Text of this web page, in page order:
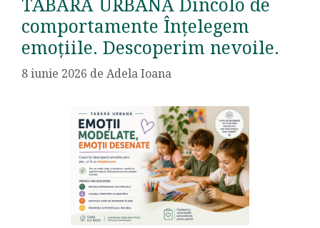
comportamente Înțelegem
emoțiile. Descoperim nevoile.
8 iunie 2026 de Adela Ioana